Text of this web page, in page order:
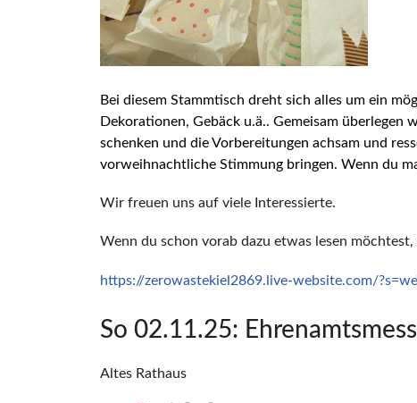
Bei diesem Stammtisch dreht sich alles um ein
Dekorationen, Gebäck u.ä.. Gemeisam
schenken und die Vorbereitungen achsam und
vorweihnachtliche Stimmung bringen. Wenn du
Wir freuen uns auf viele Interessierte.
Wenn du schon vorab dazu etwas lesen möchtest,
https://zerowastekiel2869.live-website.com/
So 02.11.25:
Altes Rathaus